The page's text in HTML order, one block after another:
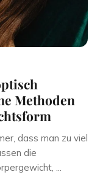
Methoden
dass man zu viel
die
...